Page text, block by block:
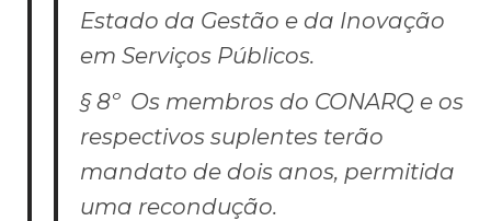
Estado da Gestão e da Inovação
em Serviços Públicos.
§ 8º Os membros do CONARQ e os
respectivos suplentes terão
mandato de dois anos, permitida
uma recondução.